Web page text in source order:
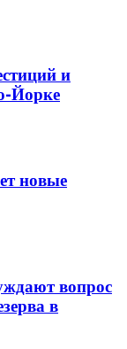
и
Йорке
новые
вопрос
в